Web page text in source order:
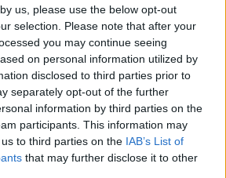
us, please use the below opt-out
selection. Please note that after your
you may continue seeing
on personal information utilized by
disclosed to third parties prior to
separately opt-out of the further
information by third parties on the
participants. This information may
to third parties on the IAB’s List of
that may further disclose it to other